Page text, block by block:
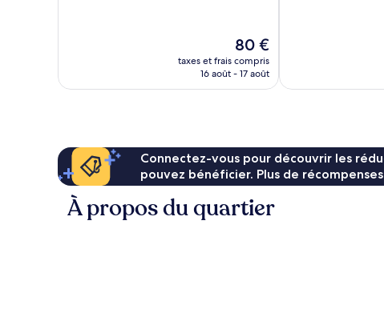
Le
nouveau
prix
80 €
taxes et frais compris
16 août - 17 août
Connectez-vous pour découvrir les
pouvez bénéficier. Plus de
À propos du quartier